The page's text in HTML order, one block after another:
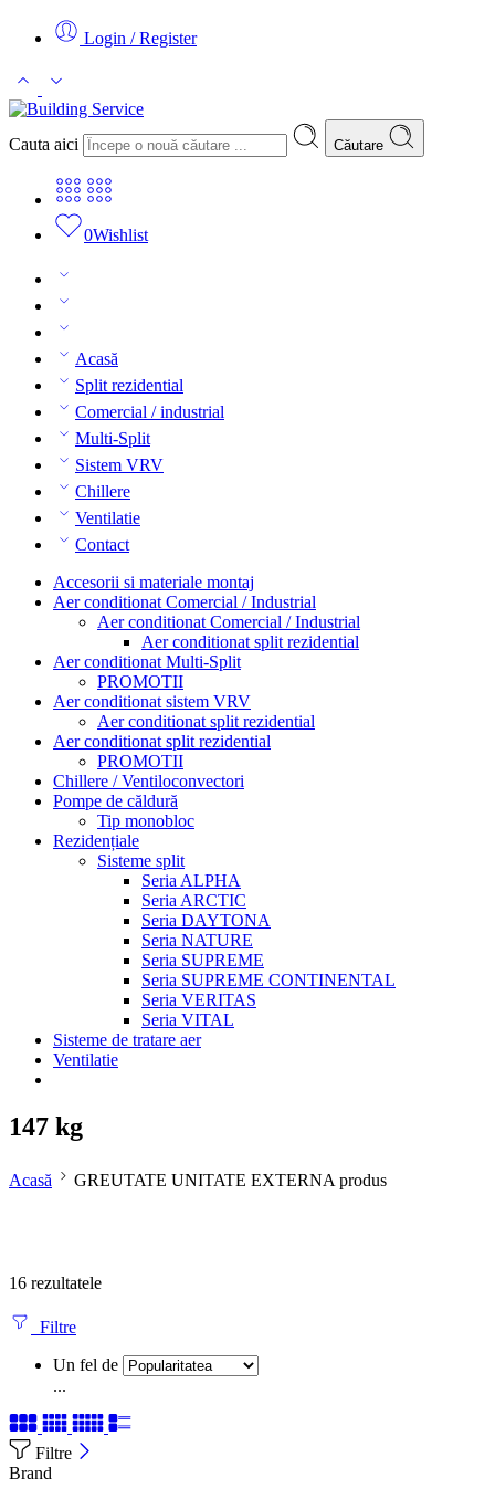
Login / Register
Cauta aici Căutare
0Wishlist
Acasă
Split rezidential
Comercial / industrial
Multi-Split
Sistem VRV
Chillere
Ventilatie
Contact
Accesorii si materiale montaj
Aer conditionat Comercial / Industrial
Aer conditionat Comercial / Industrial
Aer conditionat split rezidential
Aer conditionat Multi-Split
PROMOTII
Aer conditionat sistem VRV
Aer conditionat split rezidential
Aer conditionat split rezidential
PROMOTII
Chillere / Ventiloconvectori
Pompe de căldură
Tip monobloc
Rezidențiale
Sisteme split
Seria ALPHA
Seria ARCTIC
Seria DAYTONA
Seria NATURE
Seria SUPREME
Seria SUPREME CONTINENTAL
Seria VERITAS
Seria VITAL
Sisteme de tratare aer
Ventilatie
147 kg
Acasă GREUTATE UNITATE EXTERNA produs
16 rezultatele
Filtre
Un fel de
...
Filtre
Brand